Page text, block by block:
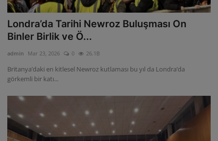
Londra’da Tarihi Newroz Buluşması On
Binler Birlik ve Ö...
admin Mar 23, 2026 0 26.1B
Britanya’daki en kitlesel Newroz kutlaması bu yıl da Londra’da
görkemli bir katı...